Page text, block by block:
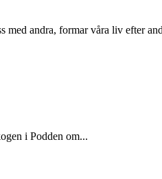
andra, formar våra liv efter
i Podden om...